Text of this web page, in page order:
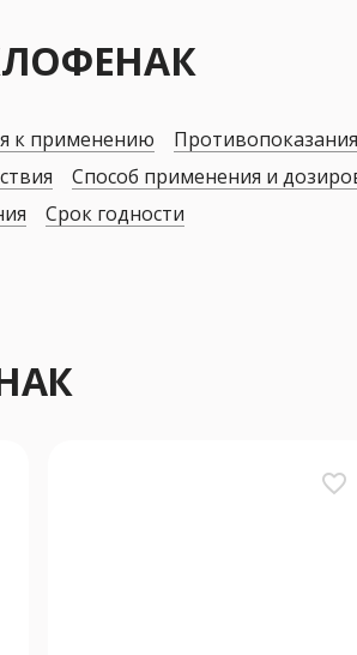
к применению
Противопоказания
Способ применения и
Срок годности
favorite_border